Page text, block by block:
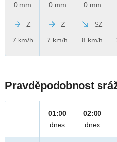
0 mm
Z
7 km/h
0 mm
Z
7 km/h
0 mm
SZ
8 km/h
Pravděpodobnost
01:00
dnes
02:00
dnes